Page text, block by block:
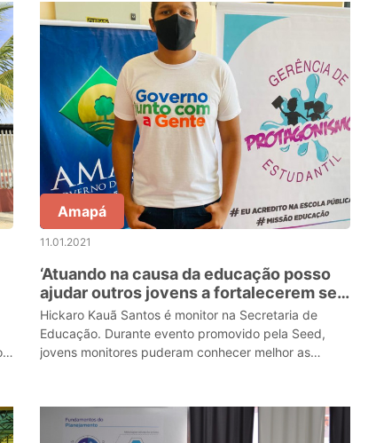
Amapá
11.01.2021
‘Atuando na causa da educação posso
ajudar outros jovens a fortalecerem seu
protagonismo', reforça estudante
monitor da Seed
Hickaro Kauã Santos é monitor na Secretaria de
Educação. Durante evento promovido pela Seed,
jovens monitores puderam conhecer melhor as